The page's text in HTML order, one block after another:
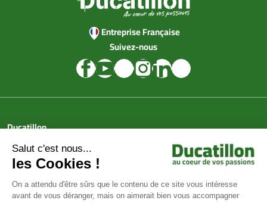
Entreprise Française
Suivez-nous
Ducatillon
Achat en ligne
Services
Aide & Conseils